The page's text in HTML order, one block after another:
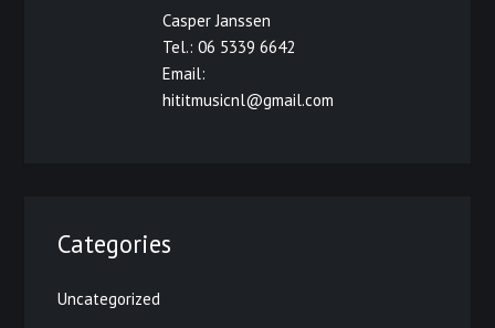
Casper Janssen
Tel.: 06 5339 6642
Email:
hititmusicnl@gmail.com
Categories
Uncategorized